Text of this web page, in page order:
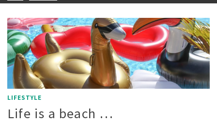
LIFESTYLE
Life is a beach …